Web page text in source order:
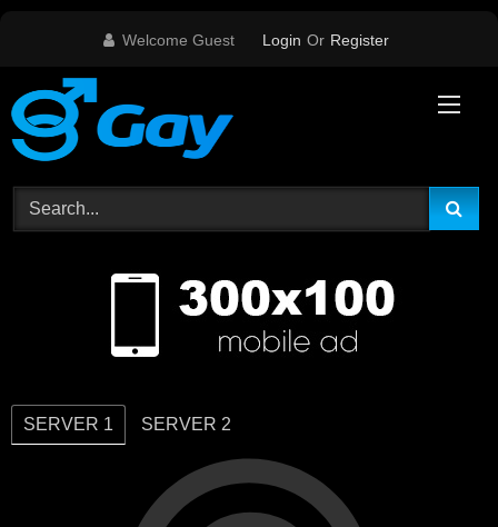
Welcome Guest Login Or Register
SERVER 1 SERVER 2